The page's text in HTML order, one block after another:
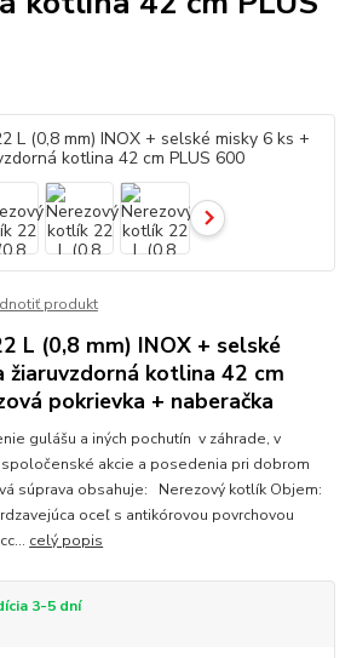
produkt
L (0,8 mm) INOX + selské
žiaruvzdorná kotlina 42 cm
pokrievka + naberačka
gulášu a iných pochutín v záhrade, v
akcie a posedenia pri dobrom
súprava obsahuje: Nerezový kotlík Objem:
oceľ s antikórovou povrchovou
celý popis
3-5 dní